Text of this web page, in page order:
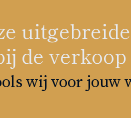
de
wij voor